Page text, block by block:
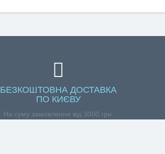
БЕЗКОШТОВНА ДОСТАВКА
ПО КИЄВУ
На суму замовлення від 3000 грн.